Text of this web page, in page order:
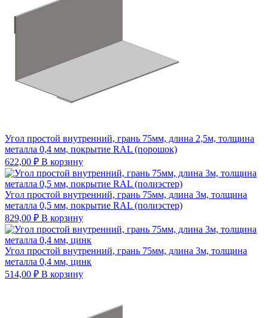
Угол простой внутренний, грань 75мм, длина 2,5м, толщина
металла 0,4 мм, покрытие RAL (порошок)
622,00 ₽ В корзину
Угол простой внутренний, грань 75мм, длина 3м, толщина
металла 0,5 мм, покрытие RAL (полиэстер)
829,00 ₽ В корзину
Угол простой внутренний, грань 75мм, длина 3м, толщина
металла 0,4 мм, цинк
514,00 ₽ В корзину